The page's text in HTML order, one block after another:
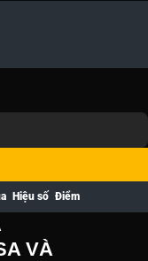
Hiệu số Điểm
VÀ